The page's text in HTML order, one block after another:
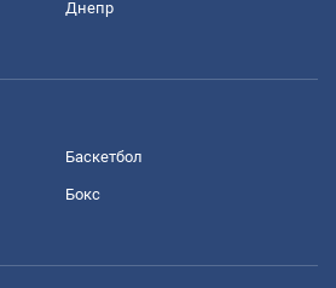
Днепр
Баскетбол
Бокс